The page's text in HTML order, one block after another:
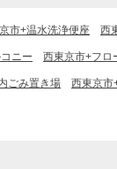
市+温水洗浄便座 西
ニー 西東京市+フロ
ごみ置き場 西東京市